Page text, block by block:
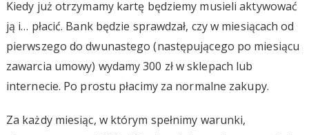
Kiedy już otrzymamy kartę będziemy musieli aktywować
ją i… płacić. Bank będzie sprawdzał, czy w miesiącach od
pierwszego do dwunastego (następującego po miesiącu
zawarcia umowy) wydamy 300 zł w sklepach lub
internecie. Po prostu płacimy za normalne zakupy.
Za każdy miesiąc, w którym spełnimy warunki,